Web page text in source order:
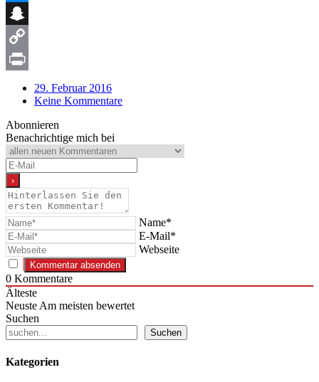
Messenger
Snapchat
Copy
29. Februar 2016
Keine Kommentare
Abonnieren
Benachrichtige mich bei
Name*
E-Mail*
Webseite
0 Kommentare
Älteste
NeusteAm meisten bewertet
Suchen
Suchen
Kategorien